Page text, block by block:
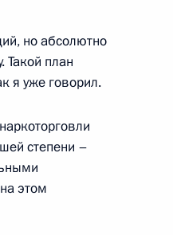
но абсолютно
Такой план
я уже говорил.
степени –
этом